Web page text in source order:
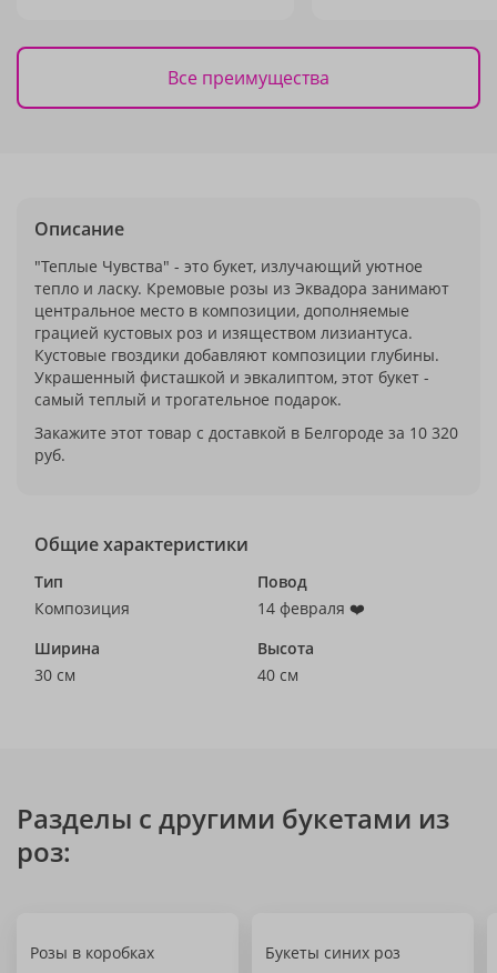
Все преимущества
Описание
"Теплые Чувства" - это букет, излучающий уютное
тепло и ласку. Кремовые розы из Эквадора занимают
центральное место в композиции, дополняемые
грацией кустовых роз и изяществом лизиантуса.
Кустовые гвоздики добавляют композиции глубины.
Украшенный фисташкой и эвкалиптом, этот букет -
самый теплый и трогательное подарок.
Закажите этот товар с доставкой в Белгороде за 10 320
руб.
Общие характеристики
Тип
Композиция
Повод
14 февраля ❤️
Ширина
30 см
Высота
40 см
Разделы с другими букетами из
роз:
Розы в коробках Букеты синих роз